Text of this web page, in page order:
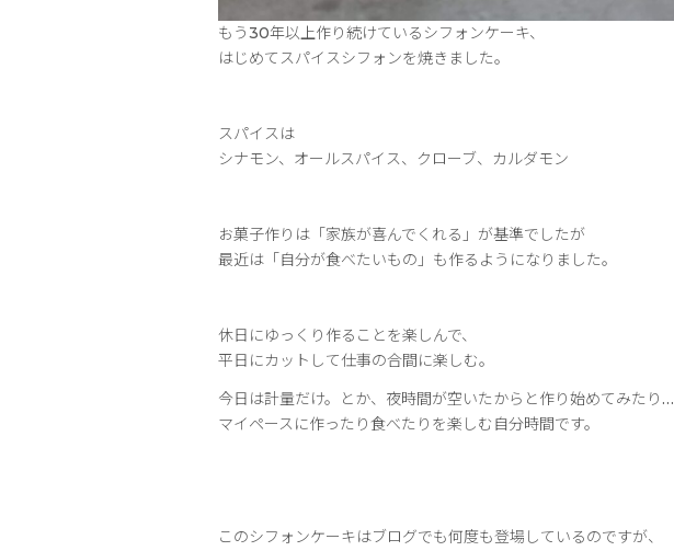
もう30年以上作り続けているシフォンケーキ、
はじめてスパイスシフォンを焼きました。
スパイスは
シナモン、オールスパイス、クローブ、カルダモン
お菓子作りは「家族が喜んでくれる」が基準でしたが
最近は「自分が食べたいもの」も作るようになりました。
休日にゆっくり作ることを楽しんで、
平日にカットして仕事の合間に楽しむ。
今日は計量だけ。とか、夜時間が空いたからと作り始めてみたり…
マイペースに作ったり食べたりを楽しむ自分時間です。
このシフォンケーキはブログでも何度も登場しているのですが、